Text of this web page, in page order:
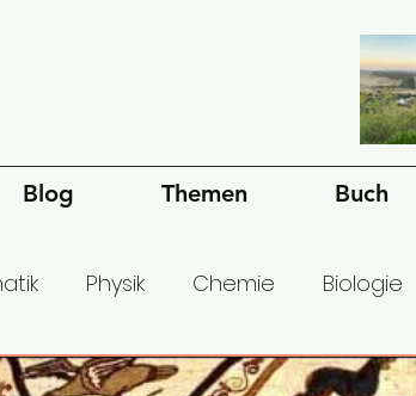
Blog Themen Buch
Physik Chemie Biologie
Gesellschaft Ökonomie